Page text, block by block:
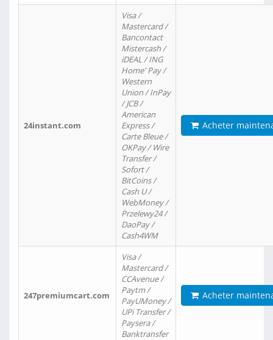
24instant.com
Visa /
Mastercard /
Bancontact
Mistercash /
iDEAL / ING
Home' Pay /
Western
Union / InPay
/ JCB /
American
Express /
Carte Bleue /
OKPay / Wire
Transfer /
Sofort /
BitCoins /
Cash U /
WebMoney /
Przelewy24 /
DaoPay /
Cash4WM
Acheter
247premiumcart.com
Visa /
Mastercard /
CCAvenue /
Paytm /
PayUMoney /
UPi Transfer /
Paysera /
Banktransfer
Acheter